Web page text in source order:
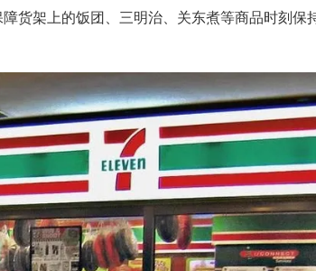
货架上的饭团、三明治、关东煮等商品时刻保